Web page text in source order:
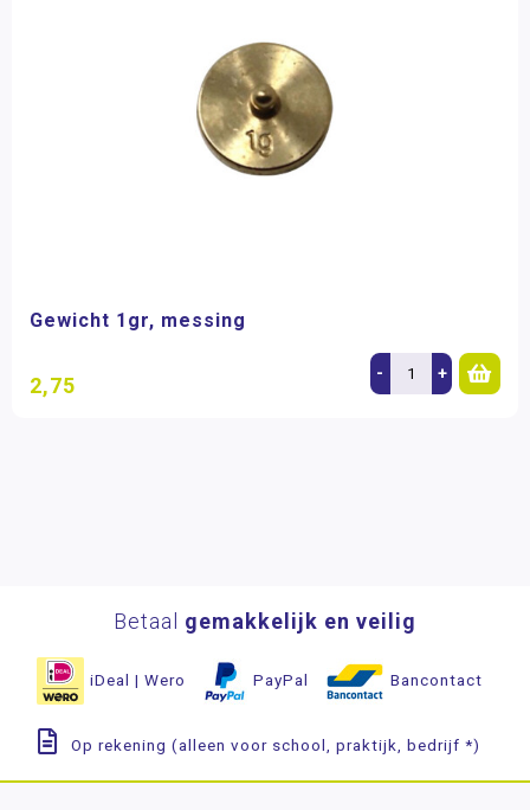
Gewicht 1gr, messing
2,75 - +
Betaal gemakkelijk en veilig
iDeal | Wero PayPal Bancontact
Op rekening (alleen voor school, praktijk, bedrijf *)